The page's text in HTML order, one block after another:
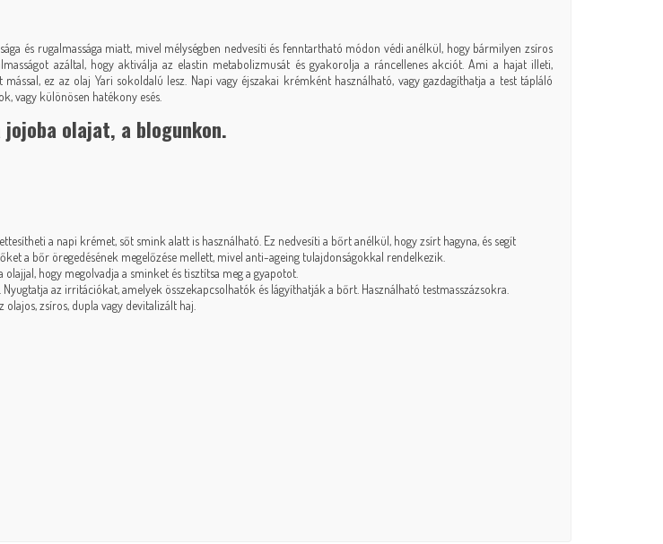
és rugalmassága miatt, mivel mélységben nedvesíti és fenntartható módon védi anélkül, hogy bármilyen zsíros
azáltal, hogy aktiválja az elastin metabolizmusát és gyakorolja a ráncellenes akciót. Ami a hajat illeti,
ez az olaj Yari sokoldalú lesz. Napi vagy éjszakai krémként használható, vagy gazdagíthatja a test tápláló
vagy különösen hatékony esés.
olajat, a blogunkon.
a napi krémet, sőt smink alatt is használható. Ez nedvesíti a bőrt anélkül, hogy zsírt hagyna, és segít
a bőr öregedésének megelőzése mellett, mivel anti-ageing tulajdonságokkal rendelkezik.
hogy megolvadja a sminket és tisztítsa meg a gyapotot.
az irritációkat, amelyek összekapcsolhatók és lágyíthatják a bőrt. Használható testmasszázsokra.
zsíros, dupla vagy devitalizált haj.